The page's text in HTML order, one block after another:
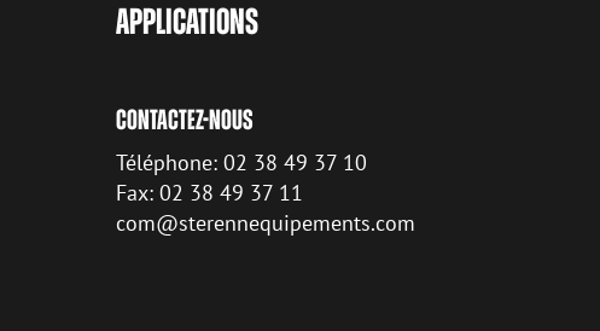
APPLICATIONS
CONTACTEZ-NOUS
Téléphone: 02 38 49 37 10
Fax: 02 38 49 37 11
com@sterennequipements.com